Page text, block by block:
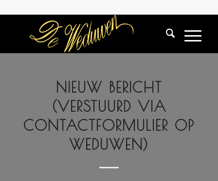
NIEUW BERICHT
(VERSTUURD VIA
CONTACTFORMULIER OP
WEDUWEN)